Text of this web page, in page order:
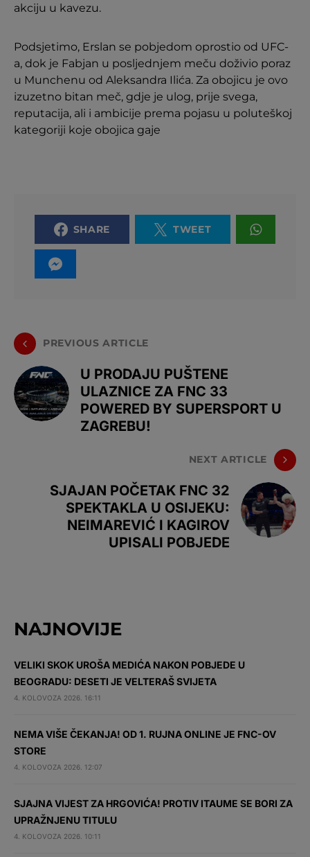
akciju u kavezu.
Podsjetimo, Erslan se pobjedom oprostio od UFC-
a, dok je Fabjan u posljednjem meču doživio poraz
u Munchenu od Aleksandra Ilića. Za obojicu je ovo
izuzetno bitan meč, gdje je ulog, prije svega,
reputacija, ali i ambicije prema pojasu u poluteškoj
kategoriji koje obojica gaje
SHARE TWEET
PREVIOUS ARTICLE
U PRODAJU PUŠTENE
ULAZNICE ZA FNC 33
POWERED BY SUPERSPORT U
ZAGREBU!
NEXT ARTICLE
SJAJAN POČETAK FNC 32
SPEKTAKLA U OSIJEKU:
NEIMAREVIĆ I KAGIROV
UPISALI POBJEDE
NAJNOVIJE
VELIKI SKOK UROŠA MEDIĆA NAKON POBJEDE U
BEOGRADU: DESETI JE VELTERAŠ SVIJETA
4. KOLOVOZA 2026. 16:11
NEMA VIŠE ČEKANJA! OD 1. RUJNA ONLINE JE FNC-OV
STORE
4. KOLOVOZA 2026. 12:07
SJAJNA VIJEST ZA HRGOVIĆA! PROTIV ITAUME SE BORI ZA
UPRAŽNJENU TITULU
4. KOLOVOZA 2026. 10:11